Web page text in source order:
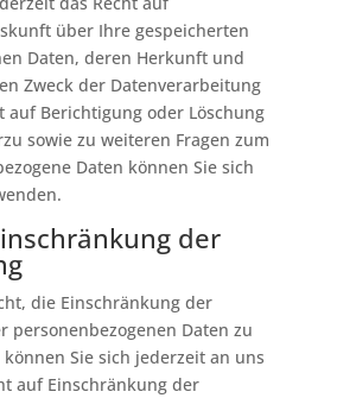
über Ihre gespeicherten
Daten, deren Herkunft und
Zweck der Datenverarbeitung
auf Berichtigung oder Löschung
sowie zu weiteren Fragen zum
Daten können Sie sich
der
die Einschränkung der
personenbezogenen Daten zu
Sie sich jederzeit an uns
auf Einschränkung der